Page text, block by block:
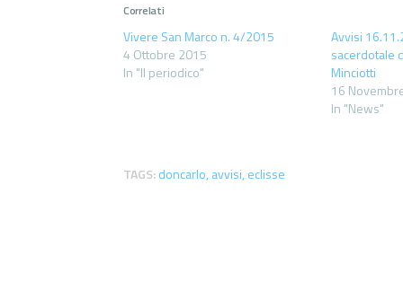
Correlati
Vivere San Marco n. 4/2015
4 Ottobre 2015
In "Il periodico"
Avvisi
sacerdotale
Minciotti
16
In "News"
TAGS:doncarlo, avvisi, eclisse